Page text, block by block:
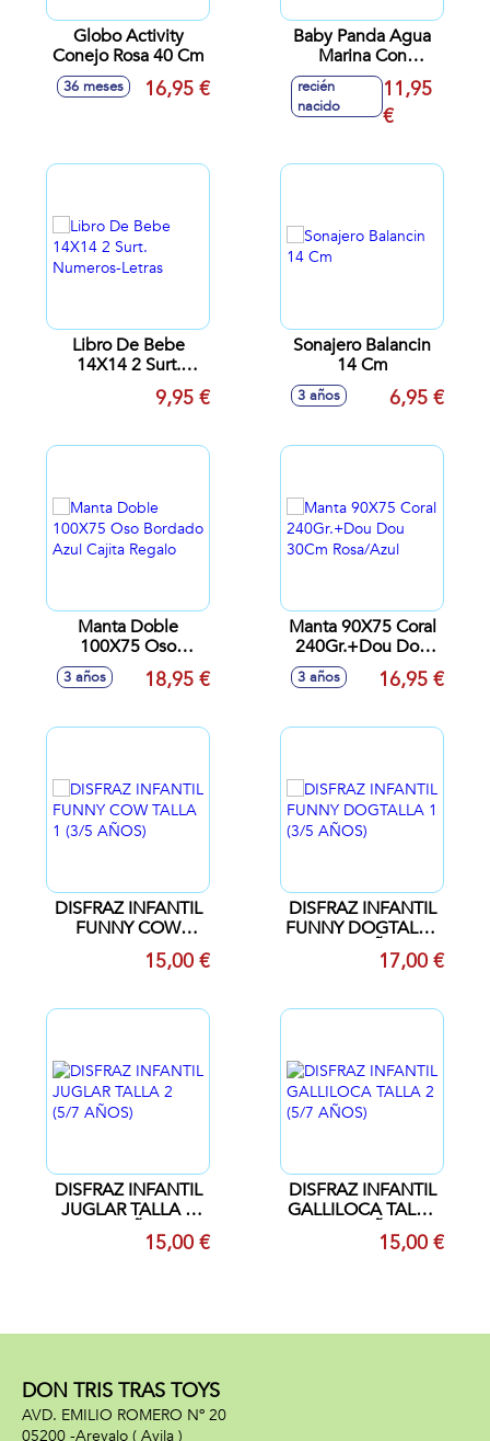
Globo Activity
Conejo Rosa 40 Cm
36 meses 16,95 €
Baby Panda Agua
Marina Con
Mordedor 20 Cm
recién
nacido
11,95
€
Libro De Bebe
14X14 2 Surt.
Numeros-Letras
9,95 €
Sonajero Balancin
14 Cm
3 años 6,95 €
Manta Doble
100X75 Oso
Bordado Azul Cajita
Regalo
3 años 18,95 €
Manta 90X75 Coral
240Gr.+Dou Dou
30Cm Rosa/Azul
3 años 16,95 €
DISFRAZ INFANTIL
FUNNY COW
TALLA 1 (3/5
AÑOS)15,00 €
DISFRAZ INFANTIL
FUNNY DOGTALLA
1 (3/5 AÑOS)17,00 €
DISFRAZ INFANTIL
JUGLAR TALLA 2
(5/7 AÑOS)15,00 €
DISFRAZ INFANTIL
GALLILOCA TALLA
2 (5/7 AÑOS)15,00 €
DON TRIS TRAS TOYS
AVD. EMILIO ROMERO Nº 20
05200 -Arevalo ( Avila )